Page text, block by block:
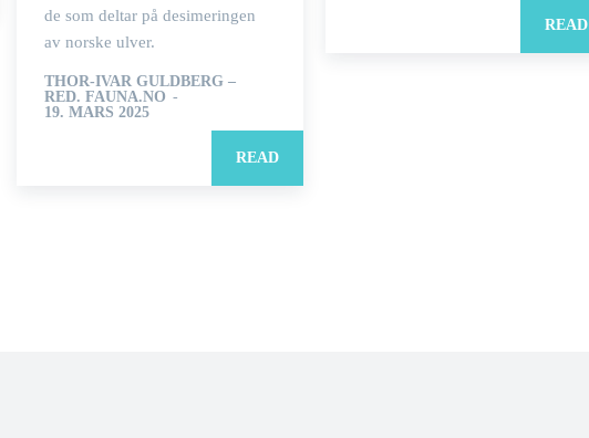
de som deltar på desimeringen
av norske ulver.
THOR-IVAR GULDBERG –
RED. FAUNA.NO -
19. MARS 2025
READ
READ